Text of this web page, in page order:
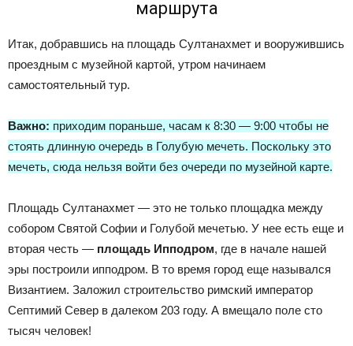
маршрута
Итак, добравшись на площадь Султанахмет и вооружившись
проездным с музейной картой, утром начинаем
самостоятельный тур.
Важно: приходим пораньше, часам к 8:30 — 9:00 чтобы не
стоять длинную очередь в Голубую мечеть. Поскольку это
мечеть, сюда нельзя войти без очереди по музейной карте.
Площадь Султанахмет — это не только площадка между
собором Святой Софии и Голубой мечетью. У нее есть еще и
вторая честь — площадь Ипподром, где в начале нашей
эры построили ипподром. В то время город еще назывался
Византием. Заложил строительство римский император
Септимий Север в далеком 203 году. А вмещало поле сто
тысяч человек!